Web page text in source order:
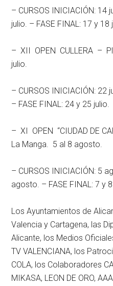
– CURSOS INICIACIÓN: 14
julio. – FASE FINAL: 17 y 18
– XII OPEN CULLERA –
julio.
– CURSOS INICIACIÓN: 22
– FASE FINAL: 24 y 25 julio.
– XI OPEN “CIUDAD DE
La Manga. 5 al 8 agosto.
– CURSOS INICIACIÓN: 5
agosto. – FASE FINAL: 7 y
Los Ayuntamientos de
Valencia y Cartagena, las
Alicante, los Medios
TV VALENCIANA, los
COLA, los Colaboradores
MIKASA, LEON DE ORO,